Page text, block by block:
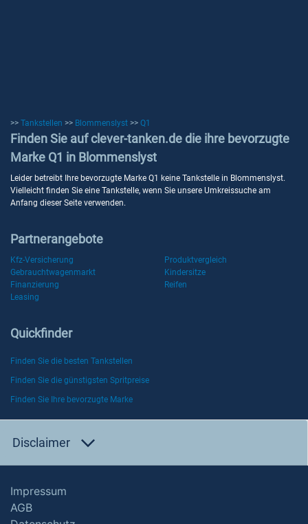
>> Tankstellen >> Blommenslyst >> Q1
Finden Sie auf clever-tanken.de die ihre bevorzugte
Marke Q1 in Blommenslyst
Leider betreibt Ihre bevorzugte Marke Q1 keine Tankstelle in Blommenslyst.
Vielleicht finden Sie eine Tankstelle, wenn Sie unsere Umkreissuche am
Anfang dieser Seite verwenden.
Partnerangebote
Kfz-Versicherung
Produktvergleich
Gebrauchtwagenmarkt
Kindersitze
Finanzierung
Reifen
Leasing
Quickfinder
Finden Sie die besten Tankstellen
Finden Sie die günstigsten Spritpreise
Finden Sie Ihre bevorzugte Marke
Disclaimer
Impressum
AGB